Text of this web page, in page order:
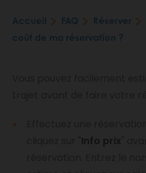
Fil
Accueil FAQ Réserver
coût de ma réservation ?